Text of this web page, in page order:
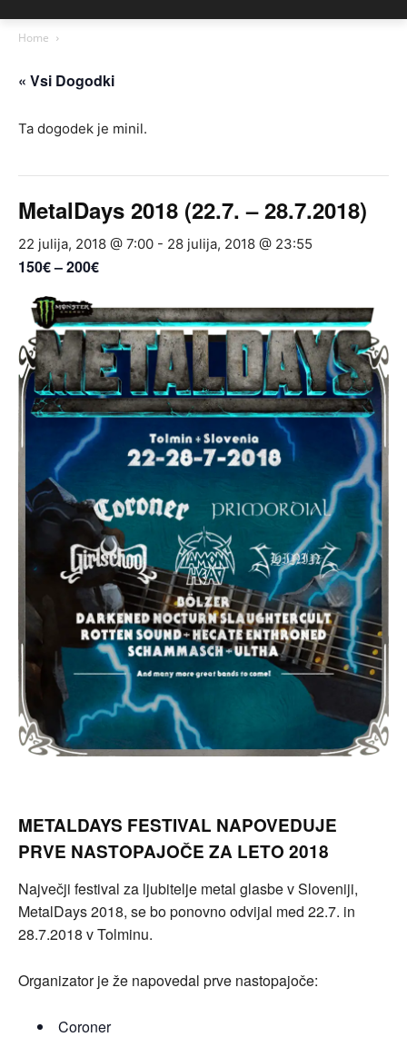
Home
« Vsi Dogodki
Ta dogodek je minil.
MetalDays 2018 (22.7. – 28.7.2018)
22 julija, 2018 @ 7:00 - 28 julija, 2018 @ 23:55
150€ – 200€
METALDAYS FESTIVAL NAPOVEDUJE
PRVE NASTOPAJOČE ZA LETO 2018
Največji festival za ljubitelje metal glasbe v Sloveniji,
MetalDays 2018, se bo ponovno odvijal med 22.7. in
28.7.2018 v Tolminu.
Organizator je že napovedal prve nastopajoče:
Coroner